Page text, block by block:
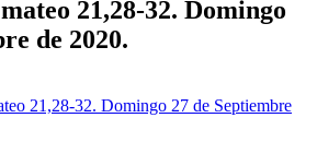
21,28-32. Domingo
de 2020.
21,28-32. Domingo 27 de Septiembre